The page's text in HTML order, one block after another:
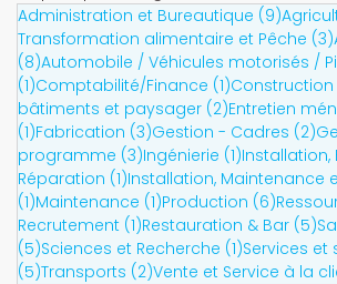
Administration et Bureautique (9)
Transformation alimentaire et Pêche (3)
(8)Automobile / Véhicules motorisés /
(1)Comptabilité/Finance (1)Construction
bâtiments et paysager (2)Entretien
(1)Fabrication (3)Gestion - Cadres (2)
programme (3)Ingénierie (1)Installation,
Réparation (1)Installation, Maintenance
(1)Maintenance (1)Production (6)
Recrutement (1)Restauration & Bar (5)
(5)Sciences et Recherche (1)Services et
(5)Transports (2)Vente et Service à la